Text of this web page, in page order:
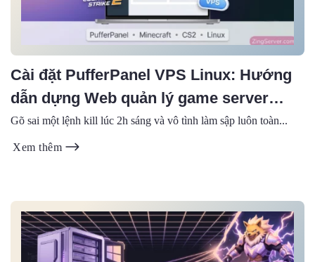
Cài đặt PufferPanel VPS Linux: Hướng
dẫn dựng Web quản lý game server
(2026)
Gõ sai một lệnh kill lúc 2h sáng và vô tình làm sập luôn toàn...
Xem thêm